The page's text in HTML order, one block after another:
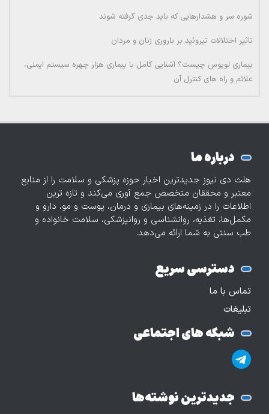
شوره سر و هشدارهایی که باید جدی گرفته شوند
تاثیر اختلالات تیروئید بر باروری زنان و مردان
بیماری لوپوس چیست؟ آشنایی کامل با بیماری هزار چهره سیستم ایمنی،
علائم و راه های کنترل آن
درباره ما
هلث دی نیوز جدیدترین اخبار حوزه پزشکی و سلامت را از منابع
معتبر و محققان متخصص جمع آوری می‌کند و تازه‌ ترین
اطلاعات را در زمینه‌های بیماری و درمان، پوست و مو، دارو و
مکمل‌ها، تغذیه، روانشناسی و روانپزشکی، سلامت خانواده و
طب سنتی به شما ارائه می‌دهد.
دسترسی سریع
تماس با ما
تبلیغات
شبکه های اجتماعی
جدیدترین نوشته‌ها